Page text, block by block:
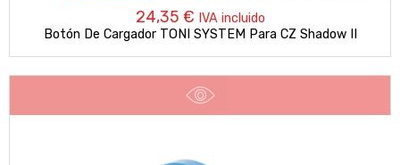
24,35 € IVA incluido
Botón De Cargador TONI SYSTEM Para CZ Shadow II